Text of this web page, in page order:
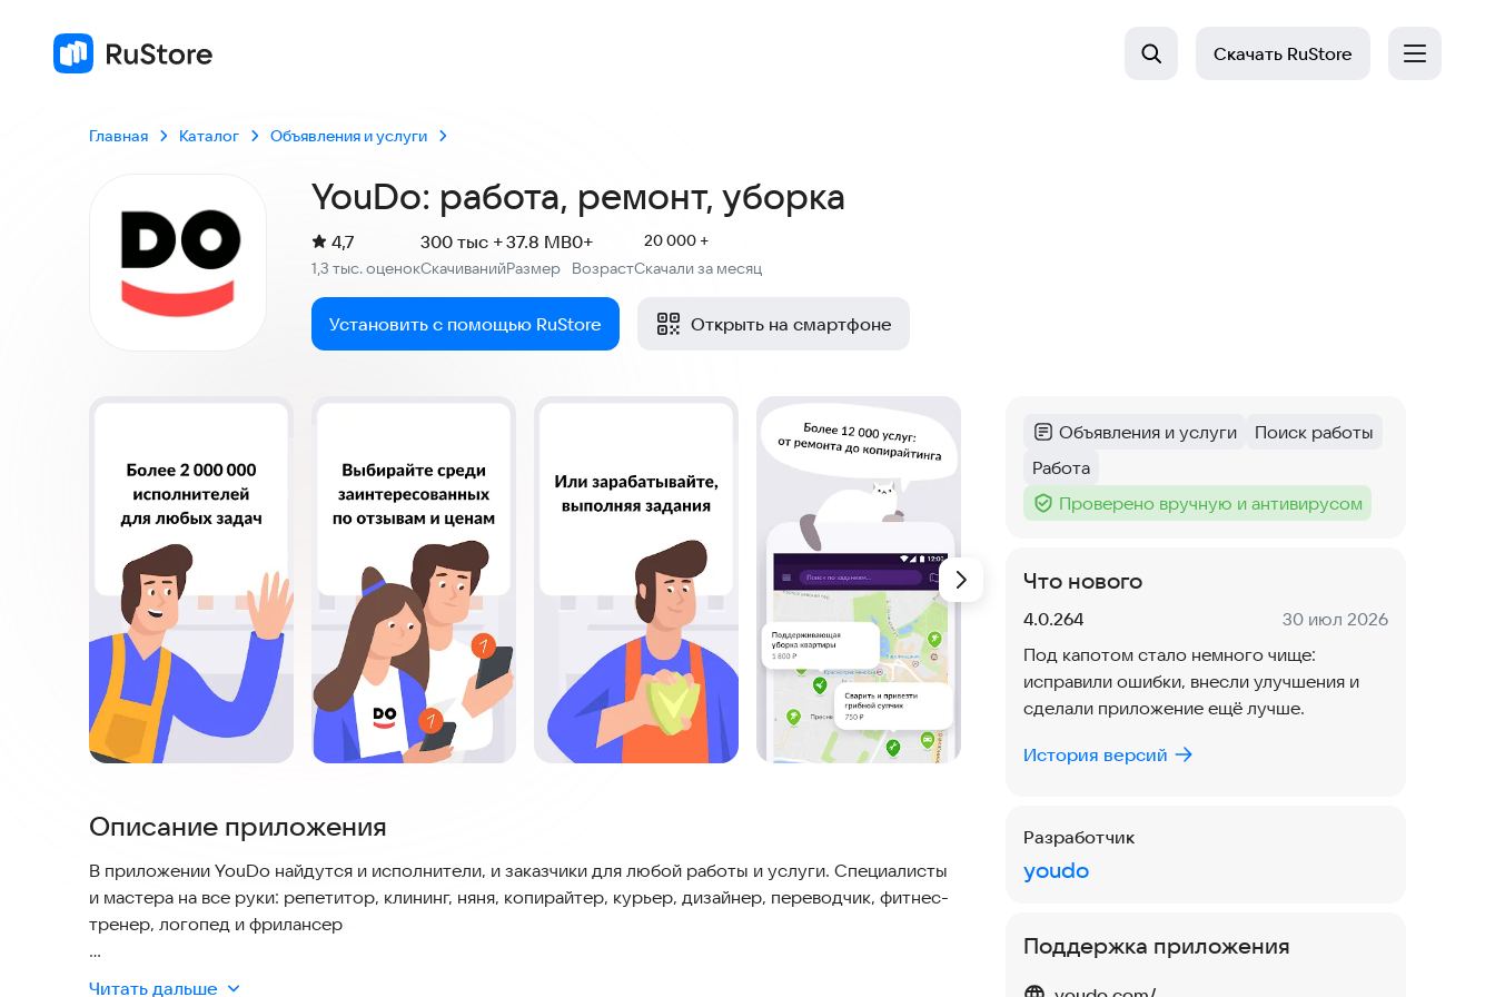
Скачать RuStore
Главная Каталог Объявления и услуги
YouDo: работа, ремонт, уборка
Рейтинг:
4,7
1,3 тыс. оценокСкачиваний
300 тыс +
Размер
37.8 MB
Возраст
0+
20 000 +
Скачали за месяц
Установить с помощью RuStore Открыть на смартфоне
Скриншоты
Описание приложения
В приложении YouDo найдутся и исполнители, и заказчики для любой работы и услуги. Специалисты
и мастера на все руки: репетитор, клининг, няня, копирайтер, курьер, дизайнер, переводчик, фитнес-
тренер, логопед и фрилансер
ИСПОЛНИТЕЛЯМ
Читать дальше
Категория:
Объявления и услуги
Тег:
Поиск работы
Тег:
Работа
Тег :
Проверено вручную и антивирусом
Что нового
Версия:
4.0.264 Дата:
30 июл 2026
Под капотом стало немного чище:
исправили ошибки, внесли улучшения и
сделали приложение ещё лучше.
История версий
Разработчик
youdo
Поддержка приложения